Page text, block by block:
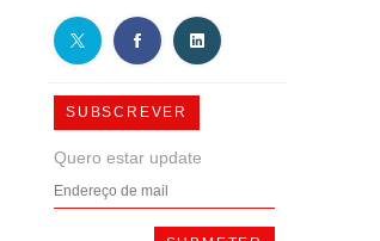
SUBSCREVER
Quero estar update